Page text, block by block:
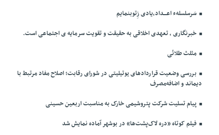
سَرسلسلهء اعـــداد،یادی زِتوبنمایم
خبرنگاری ، تعهدی اخلاقی به حقیقت و تقویت سرمایه ی اجتماعی است.
مثلث طلائی
بررسی وضعیت قراردادهای یوتیلیتی در شورای رقابت؛ اصلاح مفاد مرتبط با
دیماند و اضافه‌مصرف
پیام تسلیت شرکت پتروشیمی خارک به مناسبت اربعین حسینی
فیلم کوتاه «دره لاک‌پشت‌ها» در بوشهر آماده نمایش شد